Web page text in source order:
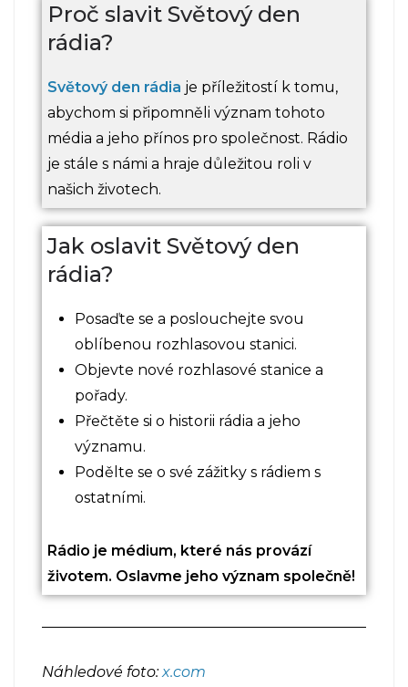
Proč slavit Světový den
rádia?
Světový den rádia je příležitostí k tomu,
abychom si připomněli význam tohoto
média a jeho přínos pro společnost. Rádio
je stále s námi a hraje důležitou roli v
našich životech.
Jak oslavit Světový den
rádia?
Posaďte se a poslouchejte svou
oblíbenou rozhlasovou stanici.
Objevte nové rozhlasové stanice a
pořady.
Přečtěte si o historii rádia a jeho
významu.
Podělte se o své zážitky s rádiem s
ostatními.
Rádio je médium, které nás provází
životem. Oslavme jeho význam společně!
Náhledové foto:x.com